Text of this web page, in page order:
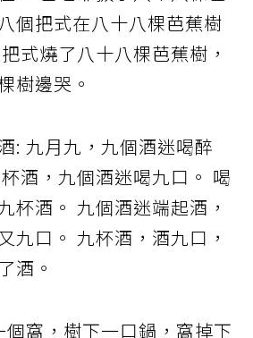
個把式在八十八棵芭蕉樹
式燒了八十八棵芭蕉樹，
樹邊哭。
: 九月九，九個酒迷喝醉
酒，九個酒迷喝九口。 喝
杯酒。 九個酒迷端起酒，
九口。 九杯酒，酒九口，
酒。
個窩，樹下一口鍋，窩掉下